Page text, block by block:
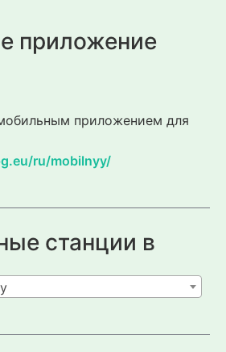
приложение
приложением для
ru/mobilnyy/
станции в